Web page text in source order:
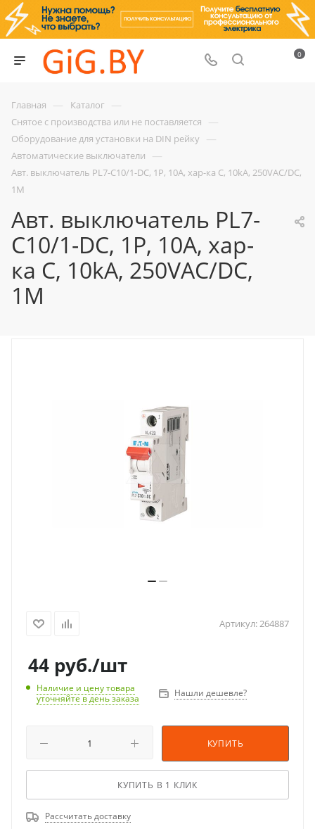
0
Главная — Каталог —
Снятое с производства или не поставляется —
Оборудование для установки на DIN рейку —
Автоматические выключатели —
Авт. выключатель PL7-C10/1-DC, 1P, 10A, хар-ка C, 10kA, 250VAC/DC,
1M
Авт. выключатель PL7-
C10/1-DC, 1P, 10A, хар-
ка C, 10kA, 250VAC/DC,
1M
Артикул:264887
44 руб./шт
Наличие и цену товара
уточняйте в день заказа
Нашли дешевле?
КУПИТЬ
КУПИТЬ В 1 КЛИК
Рассчитать доставку